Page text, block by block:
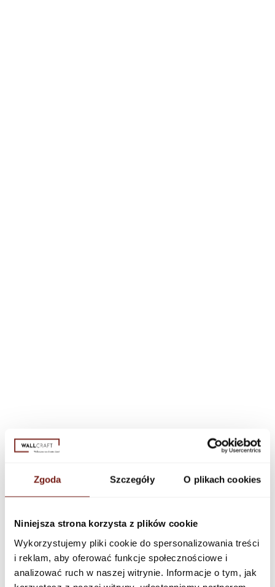
Zgoda Szczegóły O plikach cookies
Niniejsza strona korzysta z plików cookie
Wykorzystujemy pliki cookie do spersonalizowania treści
i reklam, aby oferować funkcje społecznościowe i
analizować ruch w naszej witrynie. Informacje o tym, jak